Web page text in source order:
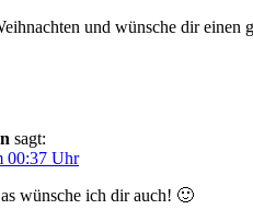
und wünsche dir einen
sagt:
00:37 Uhr
wünsche ich dir auch! 🙂